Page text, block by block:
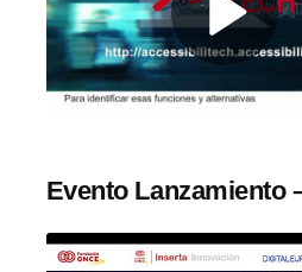
Evento Lanzamiento